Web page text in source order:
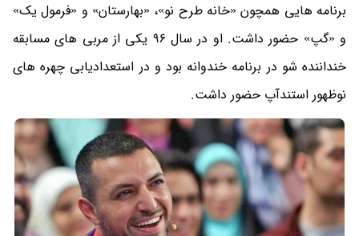
برنامه هایی همچون «خانه طرح نو»، «بهارستان» و «فرمول یک»
و «گپ» حضور داشت. او در سال 96 یکی از مربی های مسابقه
خنداننده شو در برنامه خندوانه بود و در استعدادیابی چهره های
نوظهور استندآپ حضور داشت.